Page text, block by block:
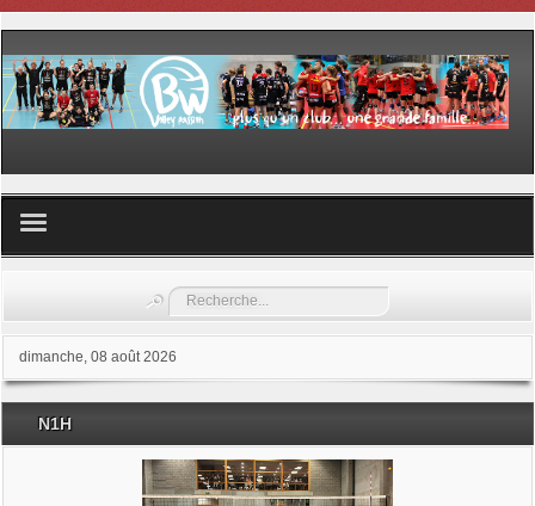
Les samedis du sport
Les stages
Rechercher
dimanche, 08 août 2026
N1H